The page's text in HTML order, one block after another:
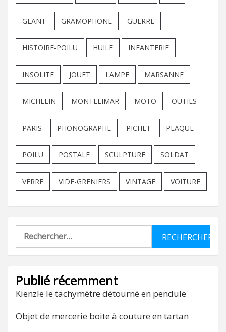
GEANT GRAMOPHONE GUERRE
HISTOIRE-POILU HUILE INFANTERIE
INSOLITE JOUET LAMPE MARSANNE
MICHELIN MONTELIMAR MOTO OUTILS
PARIS PHONOGRAPHE PICHET PLAQUE
POILU POSTALE SCULPTURE SOLDAT
VERRE VIDE-GRENIERS VINTAGE VOITURE
Rechercher :
Publié récemment
Kienzle le tachymètre détourné en pendule
Objet de mercerie boite à couture en tartan